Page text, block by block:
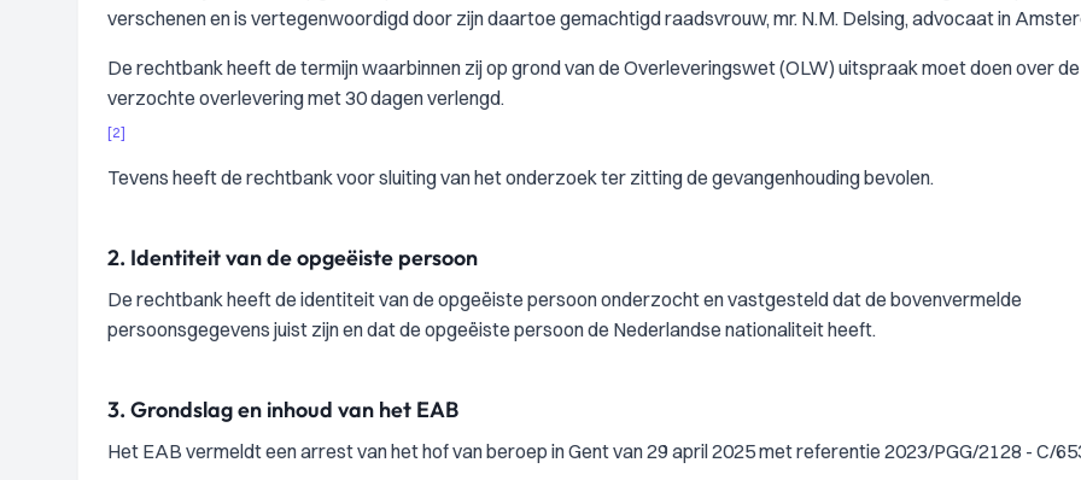
verschenen en is vertegenwoordigd door zijn daartoe gemachtigd raadsvrouw, mr. N.M. Delsing, advocaat in
De rechtbank heeft de termijn waarbinnen zij op grond van de Overleveringswet (OLW) uitspraak moet doen over de
verzochte overlevering met 30 dagen verlengd.
[2]
Tevens heeft de rechtbank voor sluiting van het onderzoek ter zitting de gevangenhouding bevolen.
2. Identiteit van de opgeëiste persoon
De rechtbank heeft de identiteit van de opgeëiste persoon onderzocht en vastgesteld dat de bovenvermelde
persoonsgegevens juist zijn en dat de opgeëiste persoon de Nederlandse nationaliteit heeft.
3. Grondslag en inhoud van het EAB
Het EAB vermeldt een arrest van het hof van beroep in Gent van 29 april 2025 met referentie 2023/PGG/2128 - C/